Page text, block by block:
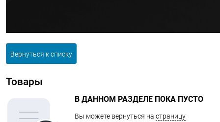
Вернуться к списку
Товары
В ДАННОМ РАЗДЕЛЕ ПОКА ПУСТО
Вы можете вернуться на страницу